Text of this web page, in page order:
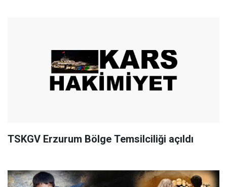
TSKGV Erzurum Bölge Temsilciliği açıldı